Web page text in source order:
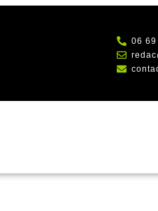
06 69